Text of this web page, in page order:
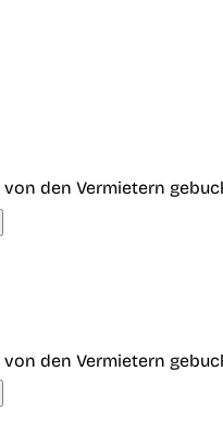
den Vermietern
den Vermietern